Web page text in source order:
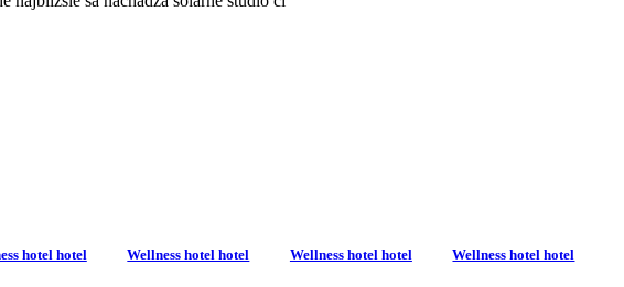
hotel hotel Wellness hotel hotel Wellness hotel hotel Wellness hotel hotel